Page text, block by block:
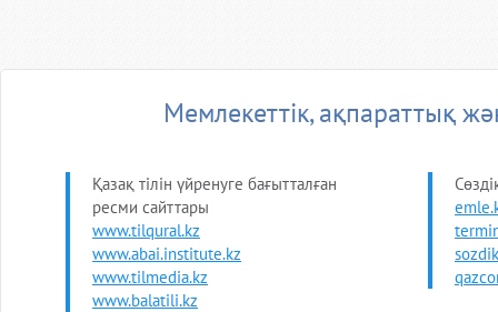
Мемлекеттiк, ақпараттық
Қазақ тілін үйренуге бағытталған
ресми сайттары
www.tilqural.kz
www.abai.institute.kz
www.tilmedia.kz
www.balatili.kz